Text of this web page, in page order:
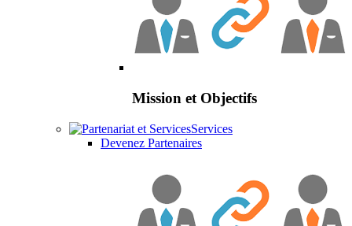
Mission et Objectifs
Services
Devenez Partenaires